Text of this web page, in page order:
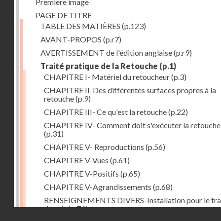
PAGE DE TITRE
TABLE DES MATIÈRES (p.123)
AVANT-PROPOS (p.r7)
AVERTISSEMENT de l'édition anglaise(p.r9)
Traité pratique de la Retouche (p.1)
CHAPITRE I- Matériel du retoucheur(p.3)
CHAPITRE II-Des différentes surfaces propres à la
retouche(p.9)
CHAPITRE III- Ce qu'est la retouche(p.22)
CHAPITRE IV- Comment doit s'exécuter la retouche
(p.31)
CHAPITRE V- Reproductions (p.56)
CHAPITRE V-Vues (p.61)
CHAPITRE V-Positifs (p.65)
CHAPITRE V-Agrandissements (p.68)
RENSEIGNEMENTS DIVERS-Installation pour le
de nuit(p.74)